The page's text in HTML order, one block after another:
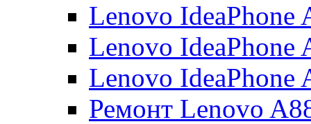
Lenovo IdeaPhone
Lenovo IdeaPhone
Lenovo IdeaPhone
Ремонт Lenovo